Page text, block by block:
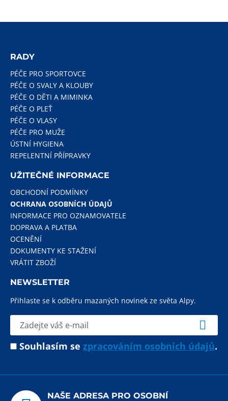
RADY
PÉČE PRO SPORTOVCE
PÉČE O SVALY A KLOUBY
PÉČE O DĚTI A MIMINKA
PÉČE O PLEŤ
PÉČE O VLASY
PÉČE PRO MUŽE
ÚSTNÍ HYGIENA
REPELENTNÍ PŘÍPRAVKY
UŽITEČNÉ INFORMACE
OBCHODNÍ PODMÍNKY
OCHRANA OSOBNÍCH ÚDAJŮ
INFORMACE PRO OZNAMOVATELE
DOPRAVA A PLATBA
OCENĚNÍ
DOKUMENTY KE STAŽENÍ
VRÁTIT ZBOŽÍ
NEWSLETTER
Přihlaste se k odběru mazaných novinek ze světa Alpy.
Souhlasím se zpracováním osobních údajů.
NAŠE ADRESA PRO OSOBNÍ